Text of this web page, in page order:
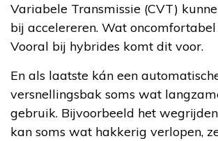
Variabele Transmissie (CVT)
bij accelereren. Wat
Vooral bij hybrides komt dit voor.
En als laatste kán een
versnellingsbak soms wat
gebruik. Bijvoorbeeld het
kan soms wat hakkerig verlopen,